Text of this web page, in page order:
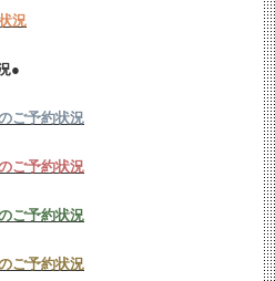
況
●
ご予約状況
ご予約状況
ご予約状況
ご予約状況